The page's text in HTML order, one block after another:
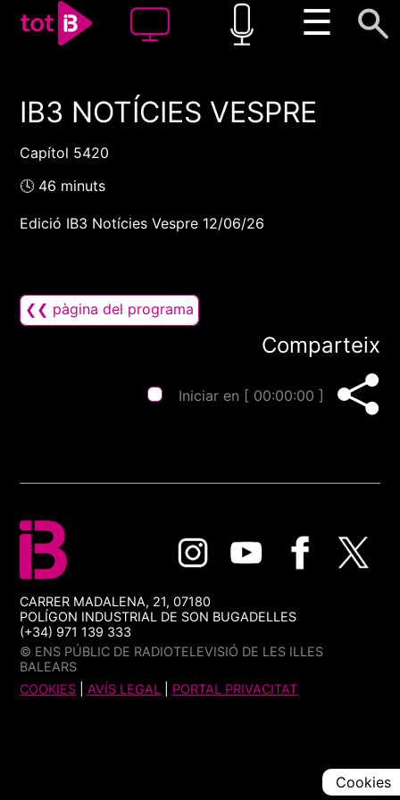
☰
00:00 00:00
IB3 NOTÍCIES VESPRE
Capítol 5420
🕓 46 minuts
Edició IB3 Notícies Vespre 12/06/26
❮❮ pàgina del programa
Comparteix
Iniciar en [ 00:00:00 ]
CARRER MADALENA, 21, 07180
POLÍGON INDUSTRIAL DE SON BUGADELLES
(+34) 971 139 333
© ENS PÚBLIC DE RADIOTELEVISIÓ DE LES ILLES
BALEARS
COOKIES |AVÍS LEGAL PORTAL PRIVACITAT
Cookies